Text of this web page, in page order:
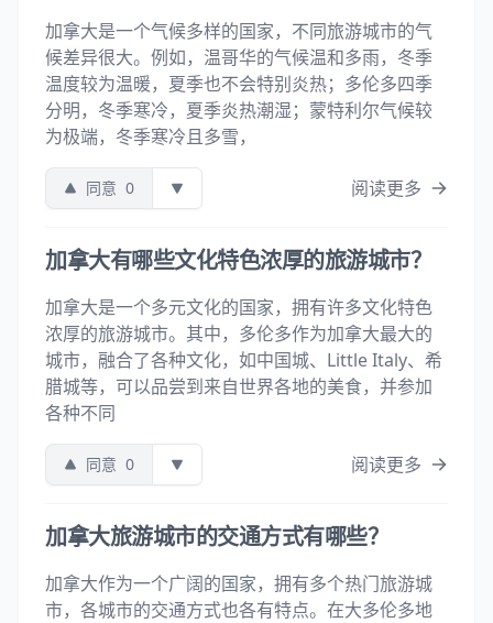
加拿大是一个气候多样的国家，不同旅游城市的气
候差异很大。例如，温哥华的气候温和多雨，冬季
温度较为温暖，夏季也不会特别炎热；多伦多四季
分明，冬季寒冷，夏季炎热潮湿；蒙特利尔气候较
为极端，冬季寒冷且多雪，
同意 0 阅读更多
加拿大有哪些文化特色浓厚的旅游城市？
加拿大是一个多元文化的国家，拥有许多文化特色
浓厚的旅游城市。其中，多伦多作为加拿大最大的
城市，融合了各种文化，如中国城、Little Italy、希
腊城等，可以品尝到来自世界各地的美食，并参加
各种不同
同意 0 阅读更多
加拿大旅游城市的交通方式有哪些？
加拿大作为一个广阔的国家，拥有多个热门旅游城
市，各城市的交通方式也各有特点。在大多伦多地